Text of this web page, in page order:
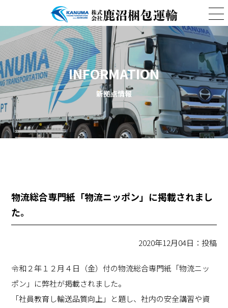
INFORMATION
新拠点情報
物流総合専門紙「物流ニッポン」に掲載されまし
た。
2020年12月04日：投稿
令和２年１２月４日（金）付の物流総合専門紙「物流ニッ
ポン」に弊社が掲載されました。
「社員教育し輸送品質向上」と題し、社内の安全講習や資